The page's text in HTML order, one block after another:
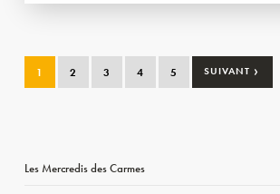
1 2 3 4 5 SUIVANT ›
Les Mercredis des Carmes